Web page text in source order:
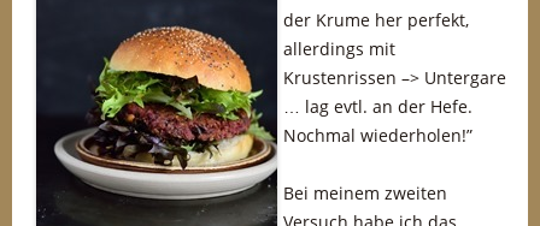
der Krume her perfekt,
allerdings mit
Krustenrissen –> Untergare
… lag evtl. an der Hefe.
Nochmal wiederholen!”
Bei meinem zweiten